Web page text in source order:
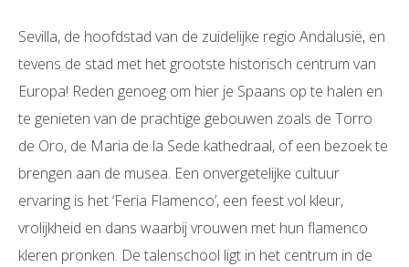
Sevilla, de hoofdstad van de zuidelijke regio Andalusië, en
tevens de stad met het grootste historisch centrum van
Europa! Reden genoeg om hier je Spaans op te halen en
te genieten van de prachtige gebouwen zoals de Torro
de Oro, de Maria de la Sede kathedraal, of een bezoek te
brengen aan de musea. Een onvergetelijke cultuur
ervaring is het ‘Feria Flamenco’, een feest vol kleur,
vrolijkheid en dans waarbij vrouwen met hun flamenco
kleren pronken. De talenschool ligt in het centrum in de